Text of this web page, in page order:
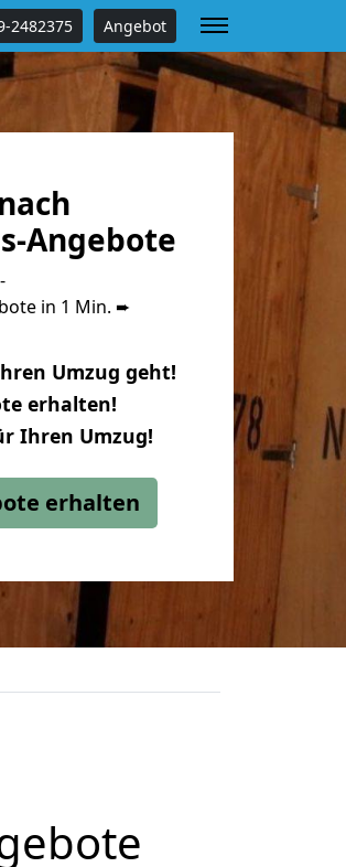
2482375 Angebot
Angebote
in 1 Min. ➨
Umzug geht!
erhalten!
Ihren Umzug!
erhalten